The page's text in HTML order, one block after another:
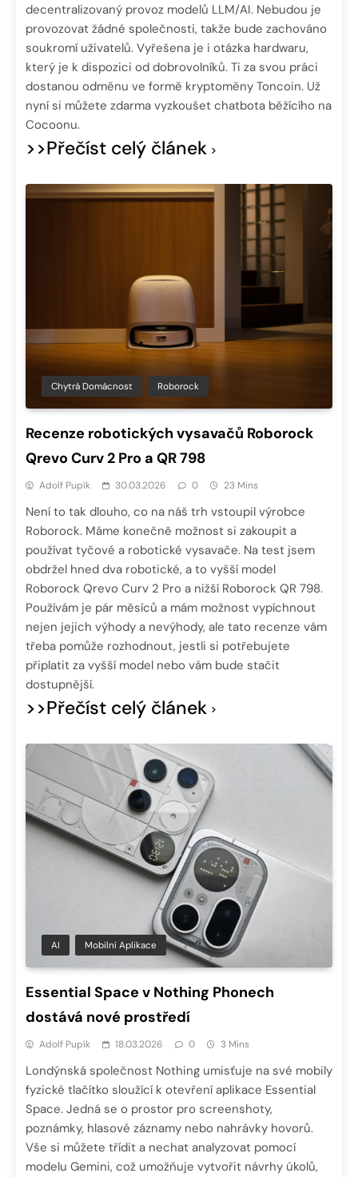
decentralizovaný provoz modelů LLM/AI. Nebudou je
provozovat žádné společnosti, takže bude zachováno
soukromí uživatelů. Vyřešena je i otázka hardwaru,
který je k dispozici od dobrovolníků. Ti za svou práci
dostanou odměnu ve formě kryptoměny Toncoin. Už
nyní si můžete zdarma vyzkoušet chatbota běžícího na
Cocoonu.
>>Přečíst celý článek
Chytrá Domácnost Roborock
Recenze robotických vysavačů Roborock
Qrevo Curv 2 Pro a QR 798
Adolf Pupík 30.03.2026 0 23 Mins
Není to tak dlouho, co na náš trh vstoupil výrobce
Roborock. Máme konečně možnost si zakoupit a
používat tyčové a robotické vysavače. Na test jsem
obdržel hned dva robotické, a to vyšší model
Roborock Qrevo Curv 2 Pro a nižší Roborock QR 798.
Používám je pár měsíců a mám možnost vypíchnout
nejen jejich výhody a nevýhody, ale tato recenze vám
třeba pomůže rozhodnout, jestli si potřebujete
připlatit za vyšší model nebo vám bude stačit
dostupnější.
>>Přečíst celý článek
AI Mobilní Aplikace
Essential Space v Nothing Phonech
dostává nové prostředí
Adolf Pupík 18.03.2026 0 3 Mins
Londýnská společnost Nothing umisťuje na své mobily
fyzické tlačítko sloužící k otevření aplikace Essential
Space. Jedná se o prostor pro screenshoty,
poznámky, hlasové záznamy nebo nahrávky hovorů.
Vše si můžete třídit a nechat analyzovat pomocí
modelu Gemini, což umožňuje vytvořit návrhy úkolů,